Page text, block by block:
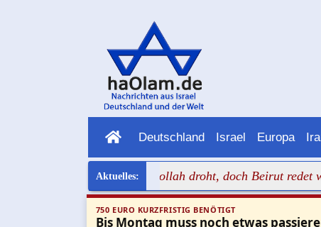
Deutschland Israel Europa
+++ Hisbollah droht, doch Beirut redet weiter
750 EURO KURZFRISTIG BENÖTIGT
Bis Montag muss noch etwas